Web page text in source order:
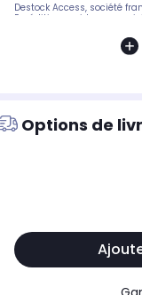
Destock Access, société
Expédition rapide avec
Options de